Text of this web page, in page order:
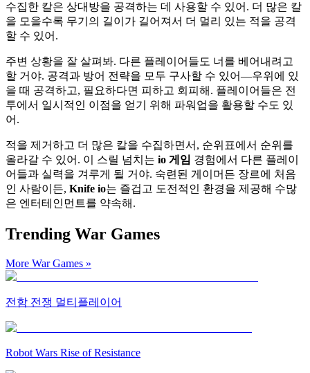
수집한 칼은 상대방을 공격하는 데 사용할 수 있어. 더 많은 칼
을 모을수록 무기의 길이가 길어져서 더 멀리 있는 적을 공격
할 수 있어.
주변 상황을 잘 살펴봐. 다른 플레이어들도 너를 베어내려고
할 거야. 공격과 방어 전략을 모두 구사할 수 있어—우위에 있
을 때 공격하고, 필요하다면 피하고 회피해. 플레이어들은 전
투에서 일시적인 이점을 얻기 위해 파워업을 활용할 수도 있
어.
적을 제거하고 더 많은 칼을 수집하면서, 순위표에서 순위를
올라갈 수 있어. 이 스릴 넘치는 io 게임 경험에서 다른 플레이
어들과 실력을 겨루게 될 거야. 숙련된 게이머든 장르에 처음
인 사람이든, Knife io는 즐겁고 도전적인 환경을 제공해 수많
은 엔터테인먼트를 약속해.
Trending War Games
More War Games »
전함 전쟁 멀티플레이어
Robot Wars Rise of Resistance